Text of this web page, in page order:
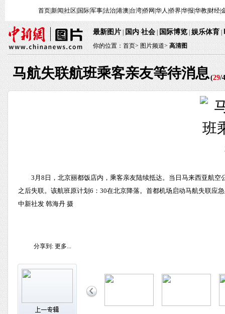
首页|新闻 社区 国际|军事|法治|港澳 台湾|侨网 华人 侨界|华报 华教| 财经|
最新图片|国内·社会|国际博览|娱乐体育|
你的位置：首页>图片频道> 高清图
马航失联航班乘客亲友等待消息(29/
3月8日，北京丽都饭店内，乘客亲友陆续抵达。当日马来西亚航
之后失联。该航班原计划6：30在北京降落。首都机场启动马航失联应
中新社发 韩海丹 摄
分享到: 更多...